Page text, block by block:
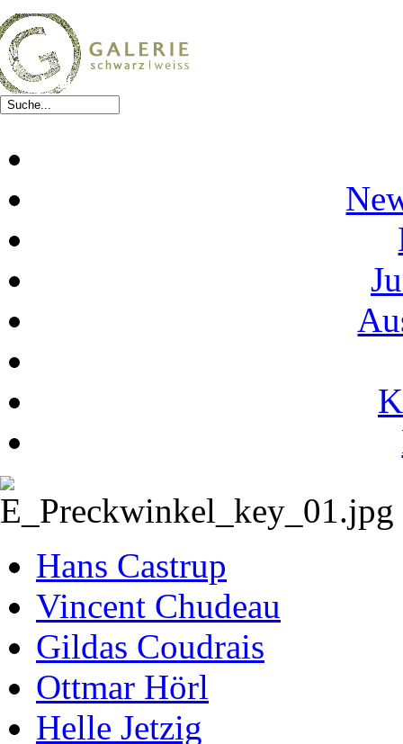
Hans Castrup
Vincent Chudeau
Gildas Coudrais
Ottmar Hörl
Helle Jetzig